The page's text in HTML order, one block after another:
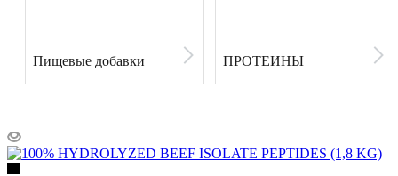
Пищевые добавки ПРОТЕИНЫ